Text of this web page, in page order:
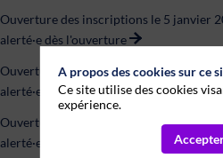
Ouverture des inscriptions le 5 janvier
alerté·e dès l'ouverture
Ouverture des inscriptions le 5 janvier
alerté·e dès l'ouverture
Ouverture des inscriptions le 5 janvier
alerté·e dès l'ouverture
A propos des cookies sur ce
Ce site utilise des cookies
expérience.